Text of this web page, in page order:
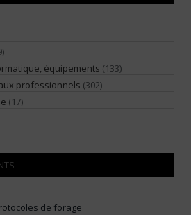
équipements (133)
professionnels (302)
(17)
de forage